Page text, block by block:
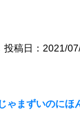
投稿日：2021/
ゃまずいのにほ